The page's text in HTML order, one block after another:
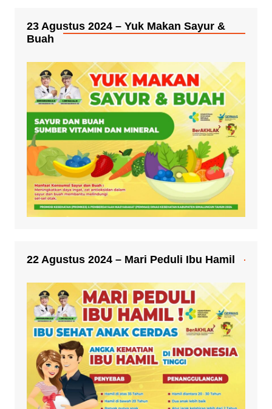
23 Agustus 2024 – Yuk Makan Sayur &
Buah
22 Agustus 2024 – Mari Peduli Ibu Hamil